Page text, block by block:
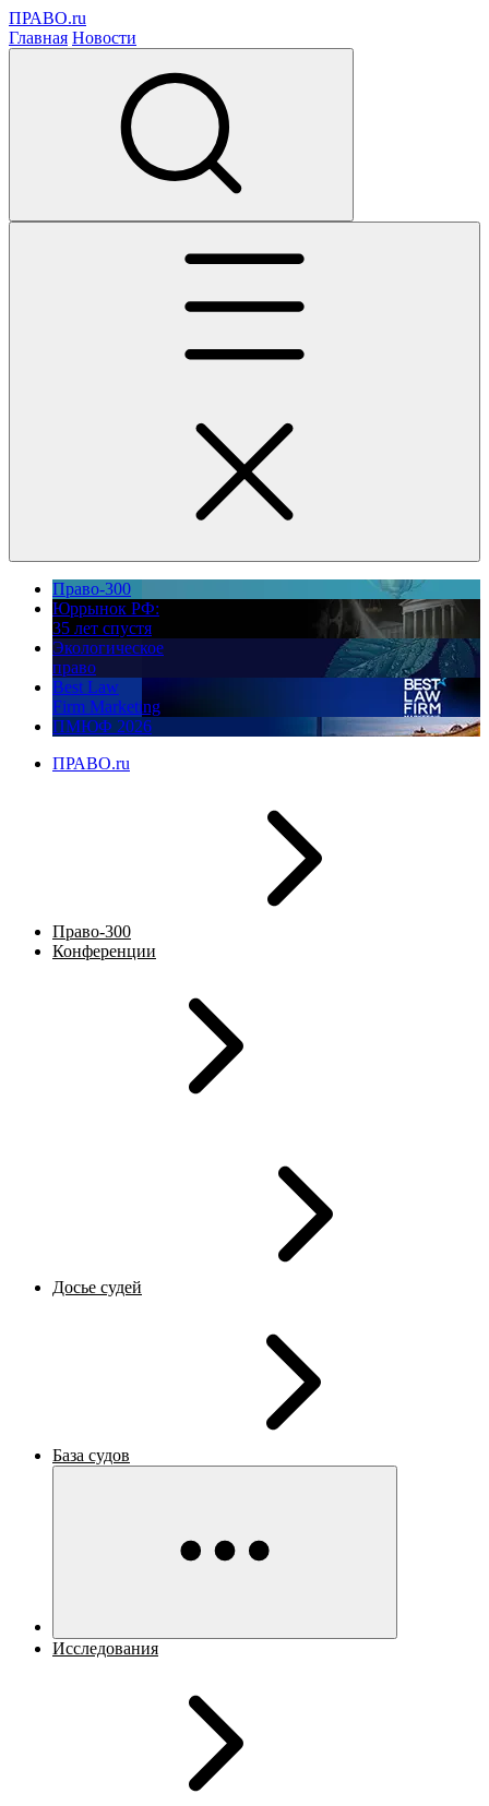
ПРАВО.ru
Главная Новости
Право-300
Юррынок РФ:
35 лет спустя
Экологическое
право
Best Law
Firm Marketing
ПМЮФ 2026
ПРАВО.ru
Право-300
Конференции
Досье судей
База судов
Исследования